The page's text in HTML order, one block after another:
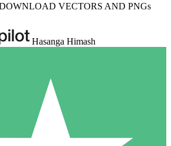
VECTORS AND PNGs
Hasanga Himash